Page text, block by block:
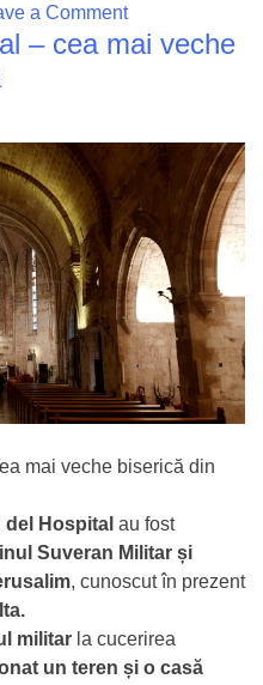
a Commenton
Portocalii
– cea mai veche
mai veche biserică din
Hospital au fost
Suveran Militar și
, cunoscut în prezent
militar la cucerirea
un teren și o casă